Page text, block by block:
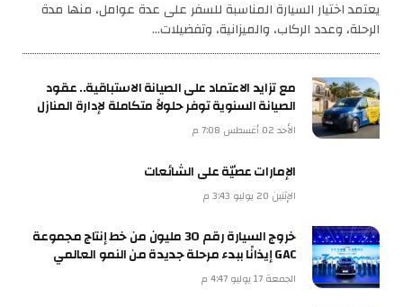
يعتمد اختيار السيارة المناسبة للسفر على عدة عوامل، منها مدة
الرحلة، وعدد الركاب، والميزانية، وتفضيلات…
مع تزايد الاعتماد على الصيانة الاستباقية.. عقود
الصيانة السنوية توفر حلولاً متكاملة لإدارة المنازل
الأحد 02 أغسطس 7:08 م
الإمارات عصيّة على الشائعات
الإثنين 20 يوليو 3:43 م
خروج السيارة رقم 30 مليون من خط إنتاج مجموعة
GAC إيذانًا ببدء مرحلة جديدة من النمو العالمي
الجمعة 17 يوليو 4:47 م